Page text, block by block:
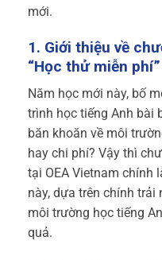
mới.
1. Giới thiệu về
“Học thử miễn
Năm học mới này, bố
trình học tiếng Anh bài
băn khoăn về môi
hay chi phí? Vậy thì
tại OEA Vietnam chính
này, dựa trên chính
môi trường học tiếng
quả.